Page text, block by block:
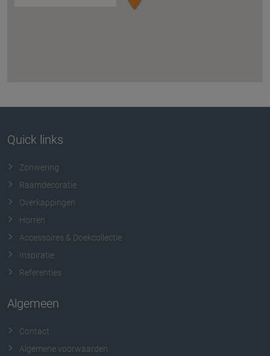
Quick links
Zonwering
Raamdecoratie
Overkappingen
Horren
Accessoires & Doekcollectie
Inspiratie
Referenties
Algemeen
Contact
Algemene voorwaarden